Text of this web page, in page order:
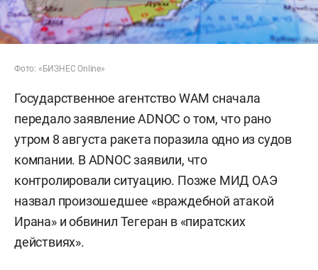
Фото: «БИЗНЕС Online»
Государственное агентство WAM сначала
передало заявление ADNOC о том, что рано
утром 8 августа ракета поразила одно из судов
компании. В ADNOC заявили, что
контролировали ситуацию. Позже МИД ОАЭ
назвал произошедшее «враждебной атакой
Ирана» и обвинил Тегеран в «пиратских
действиях».